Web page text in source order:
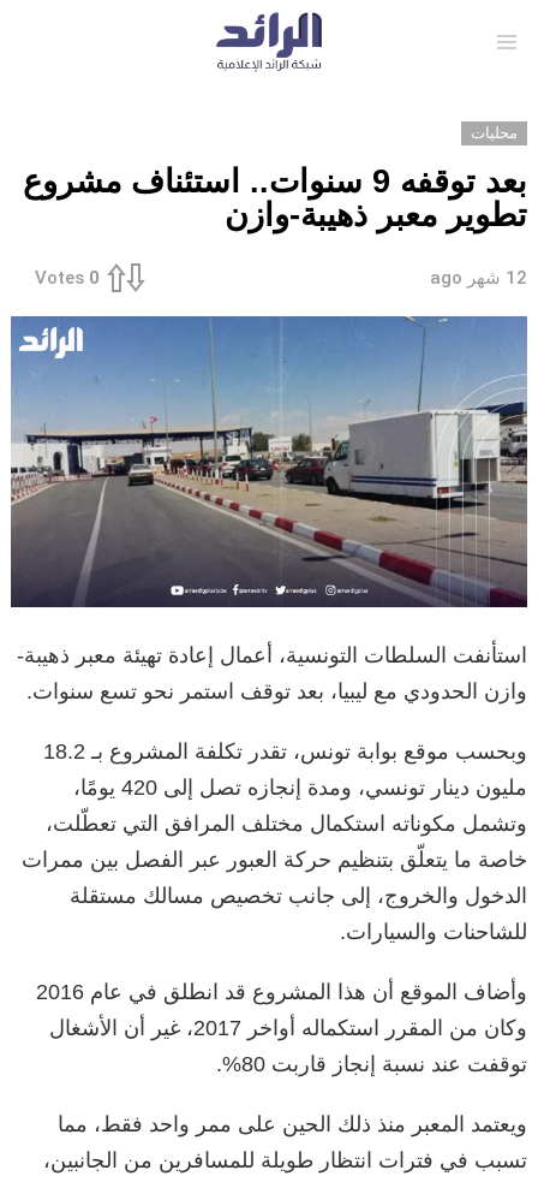
محليات
بعد توقفه 9 سنوات.. استئناف مشروع
تطوير معبر ذهيبة-وازن
12 شهر ago 0
Votes
استأنفت السلطات التونسية، أعمال إعادة تهيئة معبر ذهيبة-
وازن الحدودي مع ليبيا، بعد توقف استمر نحو تسع سنوات.
وبحسب موقع بوابة تونس، تقدر تكلفة المشروع بـ 18.2
مليون دينار تونسي، ومدة إنجازه تصل إلى 420 يومًا،
وتشمل مكوناته استكمال مختلف المرافق التي تعطّلت،
خاصة ما يتعلّق بتنظيم حركة العبور عبر الفصل بين ممرات
الدخول والخروج، إلى جانب تخصيص مسالك مستقلة
للشاحنات والسيارات.
وأضاف الموقع أن هذا المشروع قد انطلق في عام 2016
وكان من المقرر استكماله أواخر 2017، غير أن الأشغال
توقفت عند نسبة إنجاز قاربت 80%.
ويعتمد المعبر منذ ذلك الحين على ممر واحد فقط، مما
تسبب في فترات انتظار طويلة للمسافرين من الجانبين،